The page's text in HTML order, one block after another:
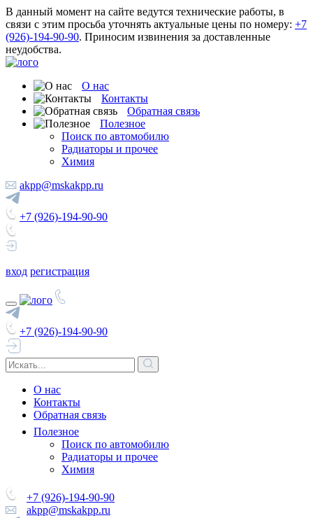
В данный момент на сайте ведутся технические работы, в
связи с этим просьба уточнять актуальные цены по номеру: +7
(926)-194-90-90. Приносим извинения за доставленные
неудобства.
О нас
Контакты
Обратная связь
Полезное
Поиск по автомобилю
Радиаторы и прочее
Химия
akpp@mskakpp.ru
+7 (926)-194-90-90
вход регистрация
+7 (926)-194-90-90
О нас
Контакты
Обратная связь
Полезное
Поиск по автомобилю
Радиаторы и прочее
Химия
+7 (926)-194-90-90
akpp@mskakpp.ru